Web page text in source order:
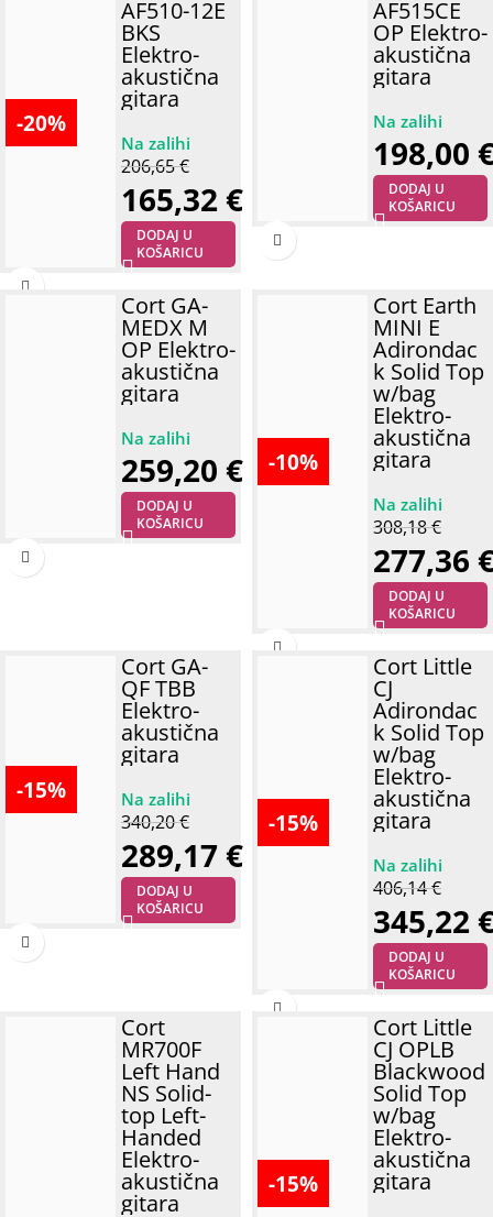
-20%
AF510-12E
BKS
Elektro-
akustična
gitara
206,65€
165,32 €
DODAJ U
KOŠARICU
AF515CE
OP Elektro-
akustična
gitara
198,00
DODAJ U
KOŠARICU
Cort GA-
MEDX M
OP Elektro-
akustična
gitara
259,20 €
DODAJ U
KOŠARICU
-10%
Cort Earth
MINI E
Adirondac
k Solid Top
w/bag
Elektro-
akustična
gitara
308,18€
277,36
DODAJ U
KOŠARICU
-15%
Cort GA-
QF TBB
Elektro-
akustična
gitara
340,20€
289,17 €
DODAJ U
KOŠARICU
-15%
Cort Little
CJ
Adirondac
k Solid Top
w/bag
Elektro-
akustična
gitara
406,14€
345,22
DODAJ U
KOŠARICU
Cort
MR700F
Left Hand
NS Solid-
top Left-
Handed
Elektro-
akustična
gitara
-15%
Cort Little
CJ OPLB
Blackwood
Solid Top
w/bag
Elektro-
akustična
gitara